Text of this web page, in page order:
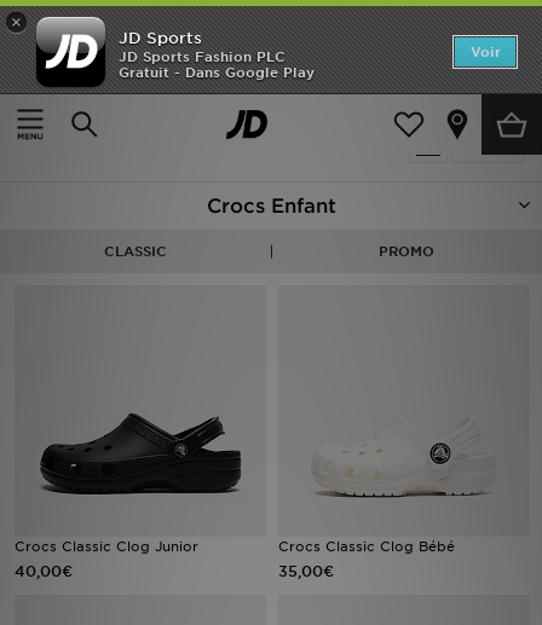
×
JD Sports
JD Sports Fashion PLC
Gratuit - Dans Google Play
Voir
Accueil
Enfant
Produits 44
Crocs Enfant
CLASSIC PROMO
Crocs Classic Clog Junior
40,00€
Crocs Classic Clog Bébé
35,00€
Accueil
Nouveautés
Sports
PROMOS